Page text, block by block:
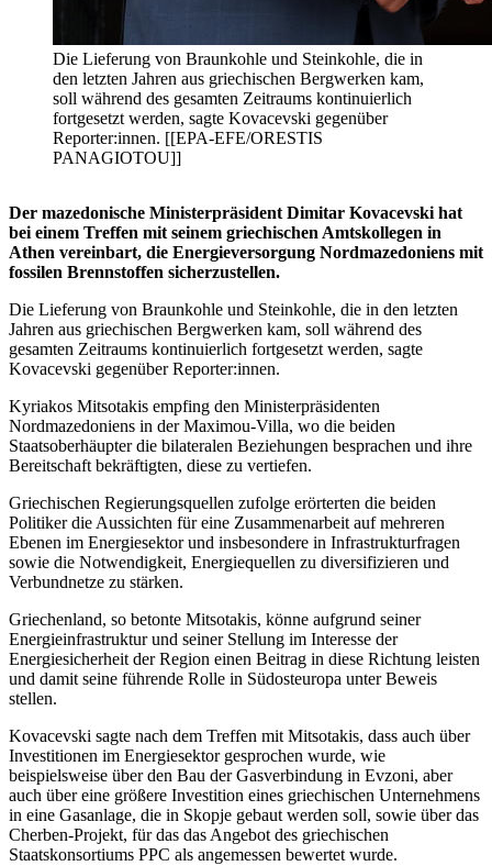
Die Lieferung von Braunkohle und Steinkohle, die in
den letzten Jahren aus griechischen Bergwerken kam,
soll während des gesamten Zeitraums kontinuierlich
fortgesetzt werden, sagte Kovacevski gegenüber
Reporter:innen. [[EPA-EFE/ORESTIS
PANAGIOTOU]]
Der mazedonische Ministerpräsident Dimitar Kovacevski hat
bei einem Treffen mit seinem griechischen Amtskollegen in
Athen vereinbart, die Energieversorgung Nordmazedoniens mit
fossilen Brennstoffen sicherzustellen.
Die Lieferung von Braunkohle und Steinkohle, die in den letzten
Jahren aus griechischen Bergwerken kam, soll während des
gesamten Zeitraums kontinuierlich fortgesetzt werden, sagte
Kovacevski gegenüber Reporter:innen.
Kyriakos Mitsotakis empfing den Ministerpräsidenten
Nordmazedoniens in der Maximou-Villa, wo die beiden
Staatsoberhäupter die bilateralen Beziehungen besprachen und ihre
Bereitschaft bekräftigten, diese zu vertiefen.
Griechischen Regierungsquellen zufolge erörterten die beiden
Politiker die Aussichten für eine Zusammenarbeit auf mehreren
Ebenen im Energiesektor und insbesondere in Infrastrukturfragen
sowie die Notwendigkeit, Energiequellen zu diversifizieren und
Verbundnetze zu stärken.
Griechenland, so betonte Mitsotakis, könne aufgrund seiner
Energieinfrastruktur und seiner Stellung im Interesse der
Energiesicherheit der Region einen Beitrag in diese Richtung leisten
und damit seine führende Rolle in Südosteuropa unter Beweis
stellen.
Kovacevski sagte nach dem Treffen mit Mitsotakis, dass auch über
Investitionen im Energiesektor gesprochen wurde, wie
beispielsweise über den Bau der Gasverbindung in Evzoni, aber
auch über eine größere Investition eines griechischen Unternehmens
in eine Gasanlage, die in Skopje gebaut werden soll, sowie über das
Cherben-Projekt, für das das Angebot des griechischen
Staatskonsortiums PPC als angemessen bewertet wurde.